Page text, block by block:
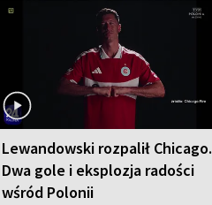
Lewandowski rozpalił Chicago.
Dwa gole i eksplozja radości
wśród Polonii